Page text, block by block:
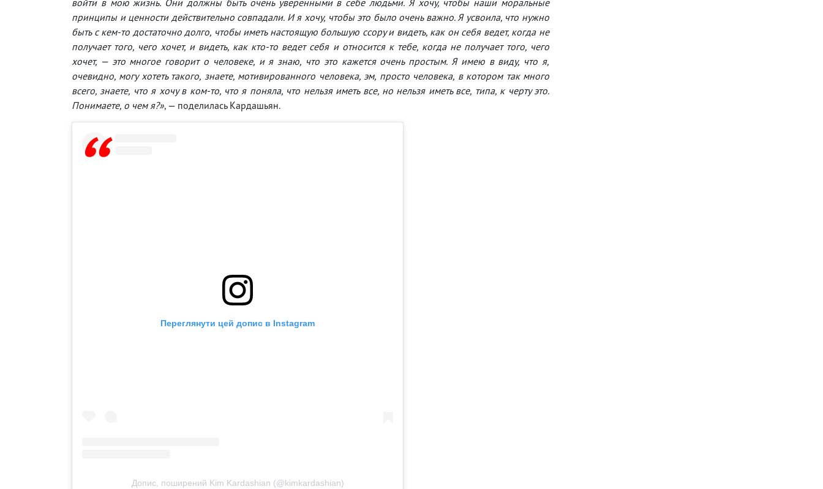
принципы и ценности действительно совпадали. И я хочу, чтобы это было очень важно. Я усвоила, что нужно
быть с кем-то достаточно долго, чтобы иметь настоящую большую ссору и видеть, как он себя ведет, когда не
получает того, чего хочет, и видеть, как кто-то ведет себя и относится к тебе, когда не получает того, чего
хочет, — это многое говорит о человеке, и я знаю, что это кажется очень простым. Я имею в виду, что я,
очевидно, могу хотеть такого, знаете, мотивированного человека, эм, просто человека, в котором так много
всего, знаете, что я хочу в ком-то, что я поняла, что нельзя иметь все, но нельзя иметь все, типа, к черту это.
Понимаете, о чем я?», — поделилась Кардашьян.
Переглянути цей допис в Instagram
Допис, поширений Kim Kardashian (@kimkardashian)